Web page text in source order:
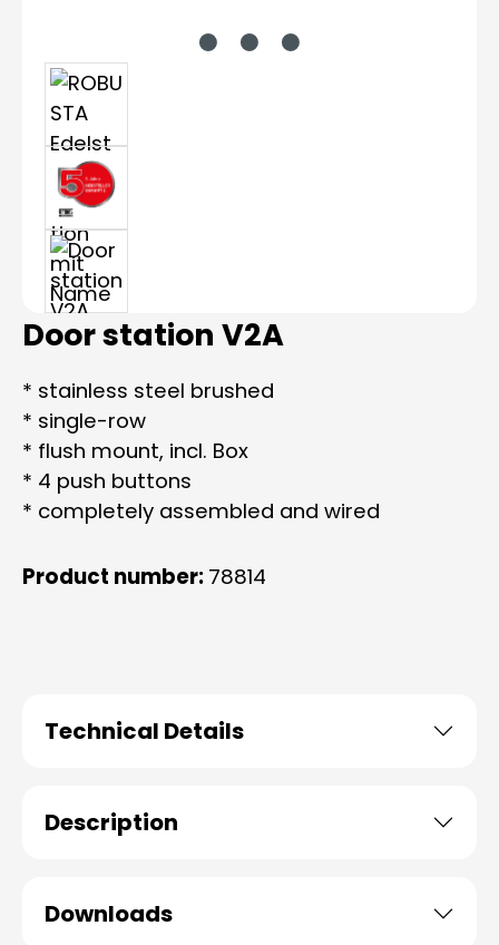
Door station V2A
* stainless steel brushed
* single-row
* flush mount, incl. Box
* 4 push buttons
* completely assembled and wired
Product number: 78814
Technical Details
Description
Downloads